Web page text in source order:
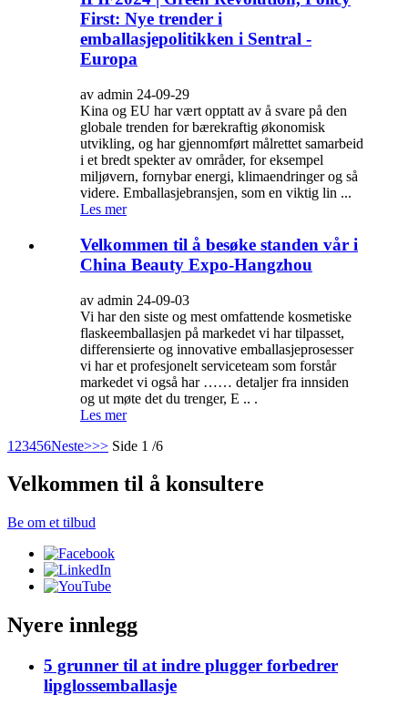
First: Nye trender i
emballasjepolitikken i Sentral -
Europa
av admin 24-09-29
Kina og EU har vært opptatt av å svare på den
globale trenden for bærekraftig økonomisk
utvikling, og har gjennomført målrettet samarbeid
i et bredt spekter av områder, for eksempel
miljøvern, fornybar energi, klimaendringer og så
videre. Emballasjebransjen, som en viktig lin ...
Les mer
Velkommen til å besøke standen vår i
China Beauty Expo-Hangzhou
av admin 24-09-03
Vi har den siste og mest omfattende kosmetiske
flaskeemballasjen på markedet vi har tilpasset,
differensierte og innovative emballasjeprosesser
vi har et profesjonelt serviceteam som forstår
markedet vi også har …… detaljer fra innsiden
og ut møte det du trenger, E .. .
Les mer
1 23456Neste>>> Side 1 /6
Velkommen til å konsultere
Be om et tilbud
Nyere innlegg
5 grunner til at indre plugger forbedrer
lipglossemballasje